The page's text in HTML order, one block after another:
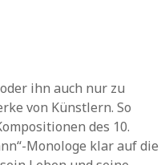
ihn auch nur zu
von Künstlern. So
des 10.
Monologe klar auf die